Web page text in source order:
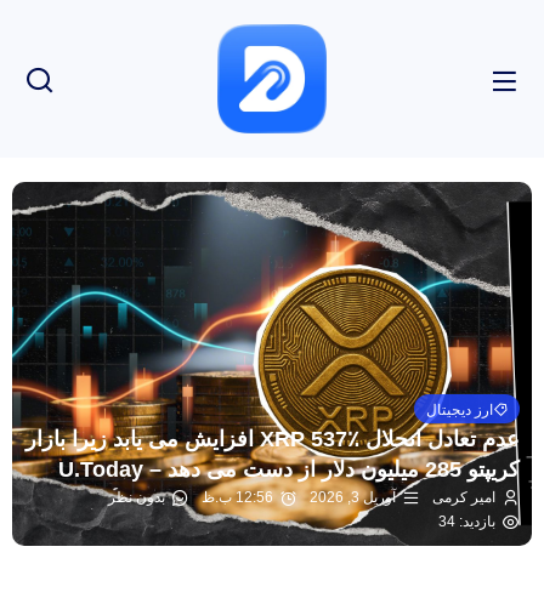
ارز دیجیتال
عدم تعادل انحلال XRP 537٪ افزایش می یابد زیرا بازار
کریپتو 285 میلیون دلار از دست می دهد – U.Today
امیر کرمی آوریل 3, 2026 12:56 ب.ظ
بدون نظر
بازدید: 34